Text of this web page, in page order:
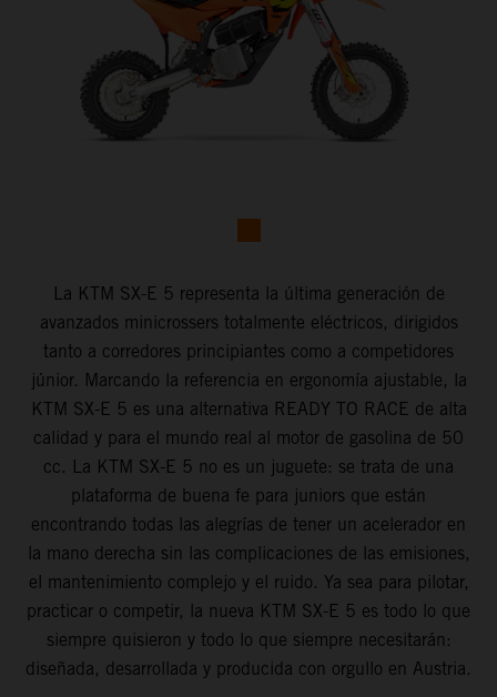
La KTM SX-E 5 representa la última generación de
avanzados minicrossers totalmente eléctricos, dirigidos
tanto a corredores principiantes como a competidores
júnior. Marcando la referencia en ergonomía ajustable, la
KTM SX-E 5 es una alternativa READY TO RACE de alta
calidad y para el mundo real al motor de gasolina de 50
cc. La KTM SX-E 5 no es un juguete: se trata de una
plataforma de buena fe para juniors que están
encontrando todas las alegrías de tener un acelerador en
la mano derecha sin las complicaciones de las emisiones,
el mantenimiento complejo y el ruido. Ya sea para pilotar,
practicar o competir, la nueva KTM SX-E 5 es todo lo que
siempre quisieron y todo lo que siempre necesitarán:
diseñada, desarrollada y producida con orgullo en Austria.